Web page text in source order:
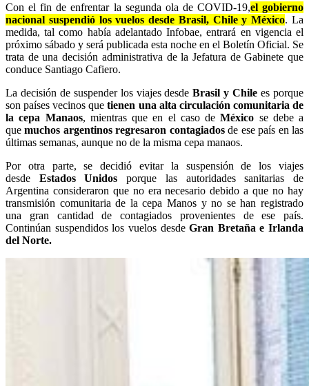
Con el fin de enfrentar la segunda ola de COVID-19,el gobierno
nacional suspendió los vuelos desde Brasil, Chile y México. La
medida, tal como había adelantado Infobae, entrará en vigencia el
próximo sábado y será publicada esta noche en el Boletín Oficial. Se
trata de una decisión administrativa de la Jefatura de Gabinete que
conduce Santiago Cafiero.
La decisión de suspender los viajes desde Brasil y Chilees porque
son países vecinos que tienen una alta circulación comunitaria de
la cepa Manaos, mientras que en el caso deMéxico se debe a
quemuchos argentinos regresaron contagiadosde ese país en las
últimas semanas, aunque no de la misma cepa manaos.
Por otra parte, se decidió evitar la suspensión de los viajes
desde Estados Unidos porque las autoridades sanitarias de
Argentina consideraron que no era necesario debido a que no hay
transmisión comunitaria de la cepa Manos y no se han registrado
una gran cantidad de contagiados provenientes de ese país.
Continúan suspendidos los vuelos desdeGran Bretaña e Irlanda
del Norte.